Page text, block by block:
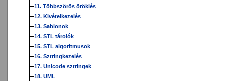
11. Többszörös öröklés
12. Kivételkezelés
13. Sablonok
14. STL tárolók
15. STL algoritmusok
16. Sztringkezelés
17. Unicode sztringek
18. UML